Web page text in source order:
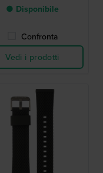
● Disponibile
Confronta
Vedi i prodotti